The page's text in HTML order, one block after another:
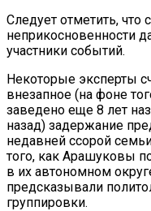
Следует отметить, что
неприкосновенности
участники событий.
Некоторые эксперты
внезапное (на фоне
заведено еще 8 лет
назад) задержание
недавней ссорой
того, как Арашуковы
в их автономном
предсказывали
группировки.